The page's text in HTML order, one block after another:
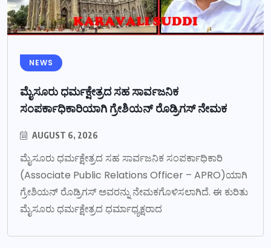
NEWS
ಮೈಸೂರು ಧರ್ಮಕ್ಷೇತ್ರದ ಸಹ ಸಾರ್ವಜನಿಕ
ಸಂಪರ್ಕಾಧಿಕಾರಿಯಾಗಿ ಗ್ರೇಶಿಯನ್ ರೊಡ್ರಿಗಸ್ ನೇಮಕ
AUGUST 6, 2026
ಮೈಸೂರು ಧರ್ಮಕ್ಷೇತ್ರದ ಸಹ ಸಾರ್ವಜನಿಕ ಸಂಪರ್ಕಾಧಿಕಾರಿ
(Associate Public Relations Officer – APRO)ಯಾಗಿ
ಗ್ರೇಶಿಯನ್ ರೊಡ್ರಿಗಸ್ ಅವರನ್ನು ನೇಮಕಗೊಳಿಸಲಾಗಿದೆ. ಈ ಕುರಿತು
ಮೈಸೂರು ಧರ್ಮಕ್ಷೇತ್ರದ ಧರ್ಮಾಧ್ಯಕ್ಷರಾದ